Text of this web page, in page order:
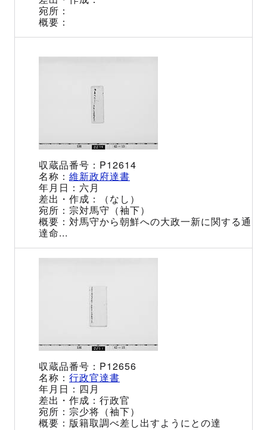
P12614
維新政府達書
六月
（なし）
宗対馬守（袖下）
対馬守から朝鮮への大政一新に関する通
達命...
P12656
行政官達書
四月
行政官
宗少将（袖下）
版籍取調べ差し出すようにとの達